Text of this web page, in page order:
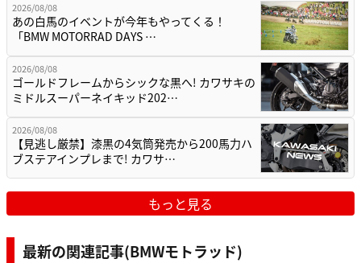
2026/08/08
あの白馬のイベントが今年もやってくる！
「BMW MOTORRAD DAYS …
2026/08/08
ゴールドフレームからシックな黒へ! カワサキの
ミドルスーパーネイキッド202…
2026/08/08
【見逃し厳禁】漆黒の4気筒発売から200馬力ハ
ブステアインプレまで! カワサ…
もっと見る
最新の関連記事(BMWモトラッド)